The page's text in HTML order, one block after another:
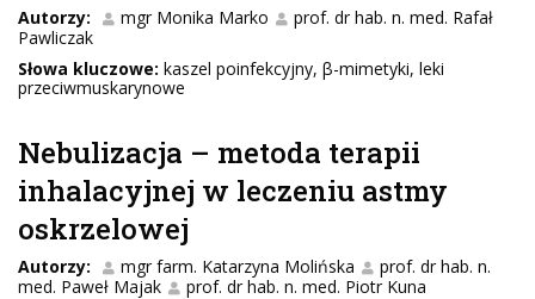
Autorzy: mgr Monika Marko
prof. dr hab. n. med. Rafał
Pawliczak
Słowa kluczowe: kaszel poinfekcyjny, β-mimetyki, leki
przeciwmuskarynowe
Nebulizacja – metoda terapii
inhalacyjnej w leczeniu astmy
oskrzelowej
Autorzy: mgr farm. Katarzyna Molińska
prof. dr hab. n.
med. Paweł Majak
prof. dr hab. n. med. Piotr Kuna